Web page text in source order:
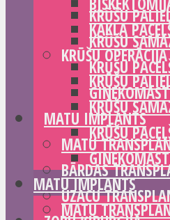
KRŪŠU
KRŪŠU
KRŪŠU
MATU IMPLANTS
MATU
BĀRDAS
UZACU
KAKLA
KRŪŠU OPERĀCIJA
KRŪŠU
KRŪŠU
KRŪŠU
MATU IMPLANTS
MATU